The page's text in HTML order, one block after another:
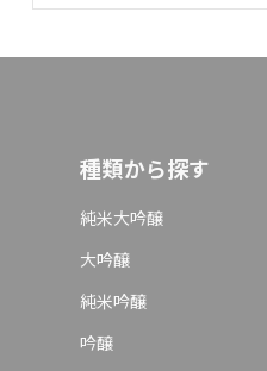
種類から探す
純米大吟醸
大吟醸
純米吟醸
吟醸